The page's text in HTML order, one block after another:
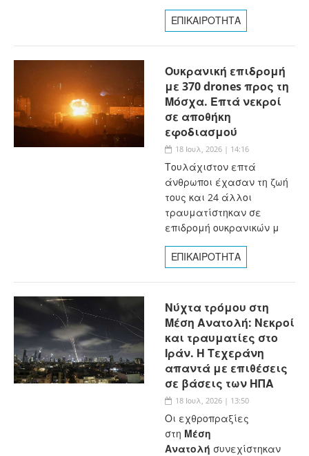
ΕΠΙΚΑΙΡΟΤΗΤΑ
Ουκρανική επιδρομή
με 370 drones προς τη
Μόσχα. Επτά νεκροί
σε αποθήκη
εφοδιασμού
18 Ιουλ, 2026 | 14:16
Τουλάχιστον επτά
άνθρωποι έχασαν τη ζωή
τους και 24 άλλοι
τραυματίστηκαν σε
επιδρομή ουκρανικών μ
ΕΠΙΚΑΙΡΟΤΗΤΑ
Νύχτα τρόμου στη
Μέση Ανατολή: Νεκροί
και τραυματίες στο
Ιράν. Η Τεχεράνη
απαντά με επιθέσεις
σε βάσεις των ΗΠΑ
18 Ιουλ, 2026 | 13:50
Οι εχθροπραξίες
στη Μέση
Ανατολή συνεχίστηκαν